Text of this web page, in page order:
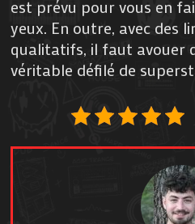
est prévu pour vous en
yeux. En outre, avec des
qualitatifs, il faut avouer
véritable défilé de